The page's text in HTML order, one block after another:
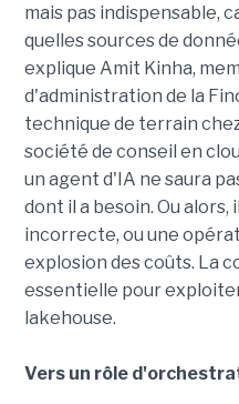
mais pas indispensable,
quelles sources de
explique Amit Kinha,
d'administration de la
technique de terrain
société de conseil en
un agent d'IA ne saura
dont il a besoin. Ou
incorrecte, ou une
explosion des coûts. La
essentielle pour
lakehouse.
Vers un rôle